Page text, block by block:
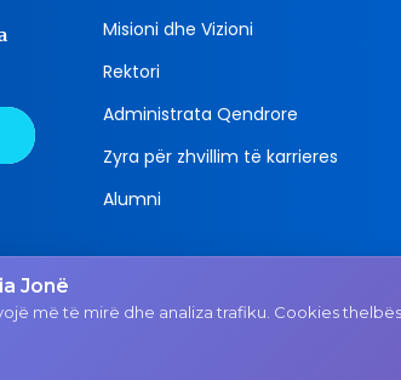
Jonë
më të mirë dhe analiza trafiku. Cookies
Misioni dhe Vizioni
Rektori
Administrata Qendrore
Zyra për zhvillim të karrieres
Alumni